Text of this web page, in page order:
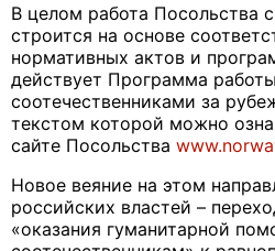
В целом работа Посольства
строится на основе
нормативных актов и
действует Программа
соотечественниками за
текстом которой можно
сайте Посольства
Новое веяние на этом
российских властей –
«оказания гуманитарной